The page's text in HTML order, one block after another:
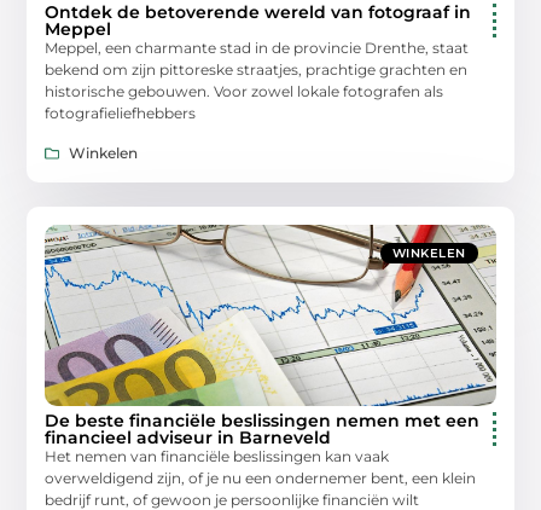
Ontdek de betoverende wereld van fotograaf in
Meppel
Meppel, een charmante stad in de provincie Drenthe, staat
bekend om zijn pittoreske straatjes, prachtige grachten en
historische gebouwen. Voor zowel lokale fotografen als
fotografieliefhebbers
Winkelen
WINKELEN
De beste financiële beslissingen nemen met een
financieel adviseur in Barneveld
Het nemen van financiële beslissingen kan vaak
overweldigend zijn, of je nu een ondernemer bent, een klein
bedrijf runt, of gewoon je persoonlijke financiën wilt